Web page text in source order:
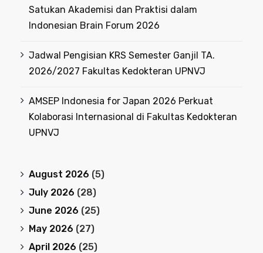
Satukan Akademisi dan Praktisi dalam
Indonesian Brain Forum 2026
Jadwal Pengisian KRS Semester Ganjil TA.
2026/2027 Fakultas Kedokteran UPNVJ
AMSEP Indonesia for Japan 2026 Perkuat
Kolaborasi Internasional di Fakultas Kedokteran
UPNVJ
August 2026 (5)
July 2026 (28)
June 2026 (25)
May 2026 (27)
April 2026 (25)